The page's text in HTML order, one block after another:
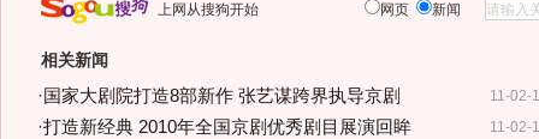
上网从搜狗开始 网页 新闻
相关新闻
11-02-
· 国家大剧院打造8部新作 张艺谋跨界执导京剧
11-02-
·打造新经典 2010年全国京剧优秀剧目展演回眸